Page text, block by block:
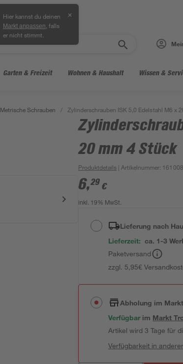
Hier kannst du deinen
Markt anpassen , falls
er nicht stimmt.
✕
Garten & Freizeit Wohnen & Haushalt Wissen &
Metrische Schrauben / Zylinderschrauben ISK 5,0 Edelstahl M6 x
20 mm 4 Stück
Produktdetails | Artikelnummer:
6,29 €
inkl. 19% MwSt.
Lieferung nach
Lieferzeit: ca. 1-3
Paketversand
zzgl. 5,95€
Abholung im Markt
Verfügbar im Markt
Artikel wird 3 Tage für
Verfügbarkeit in